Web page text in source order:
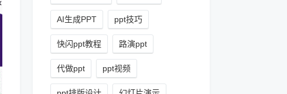
AI生成PPT ppt技巧
快闪ppt教程 路演ppt
代做ppt ppt视频